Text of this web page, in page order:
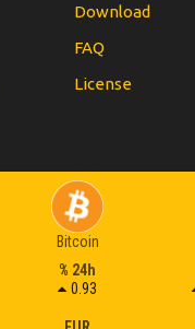
Download
FAQ
License
Bitcoin
% 24h
0.93